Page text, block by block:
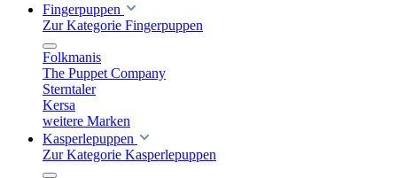
Fingerpuppen
Zur Kategorie Fingerpuppen
Folkmanis
The Puppet Company
Sterntaler
Kersa
weitere Marken
Kasperlepuppen
Zur Kategorie Kasperlepuppen